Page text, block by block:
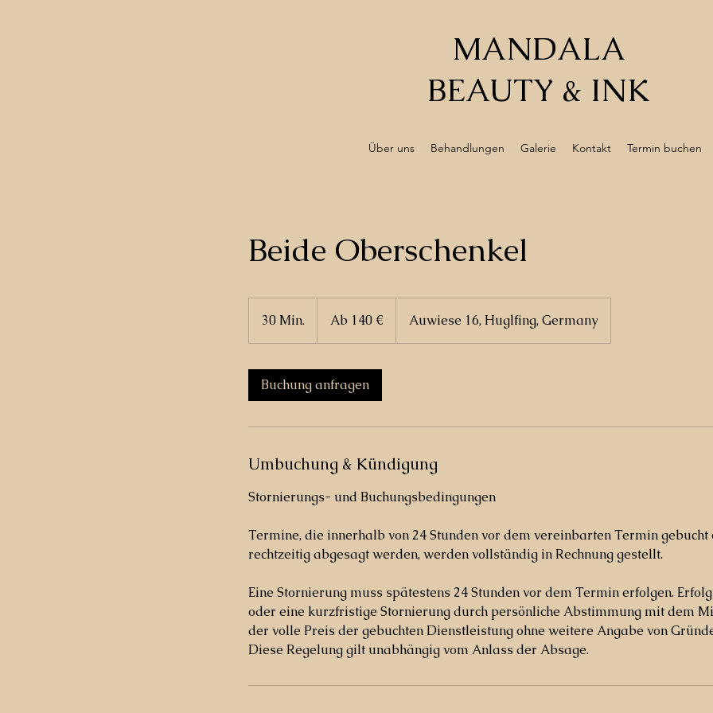
MANDALA
BEAUTY & INK
Über uns Behandlungen Galerie Kontakt Termin buchen
Beide Oberschenkel
30 Min.
0
n
EuroAb 140 € Auwiese 16, Huglfing, Germany
Buchung anfragen
Umbuchung & Kündigung
Stornierungs- und Buchungsbedingungen
Termine, die innerhalb von 24 Stunden vor dem vereinbarten Termin gebucht
rechtzeitig abgesagt werden, werden vollständig in Rechnung gestellt.
Eine Stornierung muss spätestens 24 Stunden vor dem Termin erfolgen.
oder eine kurzfristige Stornierung durch persönliche Abstimmung mit dem
der volle Preis der gebuchten Dienstleistung ohne weitere Angabe von
Diese Regelung gilt unabhängig vom Anlass der Absage.